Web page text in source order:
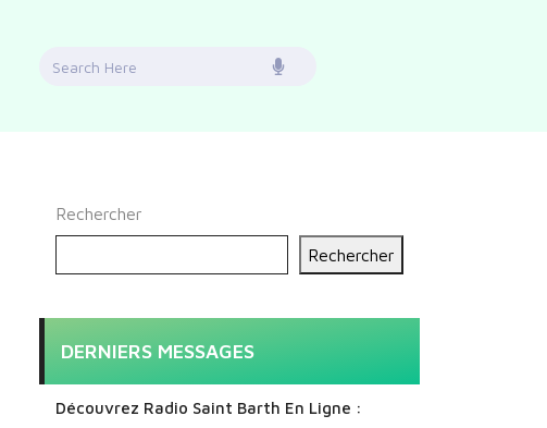
Search
Rechercher
Rechercher
DERNIERS MESSAGES
Découvrez Radio Saint Barth En Ligne :